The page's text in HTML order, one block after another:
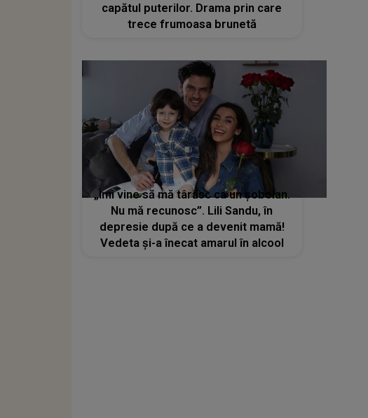
capătul puterilor. Drama prin care
trece frumoasa brunetă
„Îmi vine să mă târăsc ca un șobolan.
Nu mă recunosc”. Lili Sandu, în
depresie după ce a devenit mamă!
Vedeta și-a înecat amarul în alcool